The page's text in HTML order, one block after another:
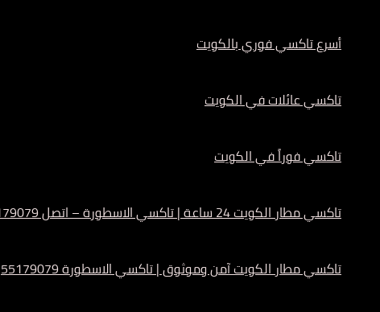
أسرع تاكسي فوري بالكويت
تاكسي عائلات في الكويت
تاكسي فوراً في الكويت
تاكسي مطار الكويت 24 ساعة | تاكسي الاسطورة – اتصل 55179079
تاكسي مطار الكويت آمن وموثوق | تاكسي الاسطورة 55179079